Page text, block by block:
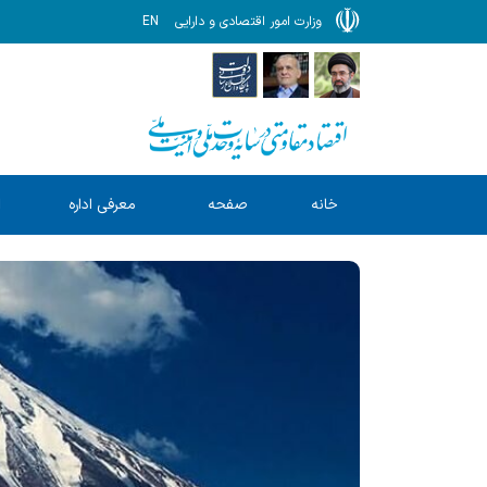
وزارت امور اقتصادی و دارایی EN
خانه صفحه
نخست
معرفی اداره
کل